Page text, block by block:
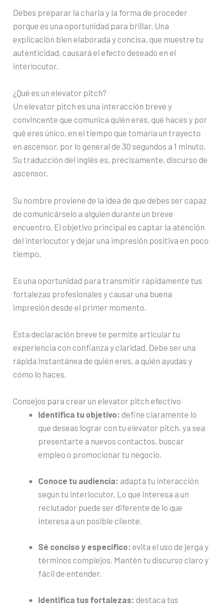
Debes preparar la charla y la forma de proceder
porque es una oportunidad para brillar. Una
explicación bien elaborada y concisa, que muestre tu
autenticidad, causará el efecto deseado en el
interlocutor.
¿Qué es un elevator pitch?
Un elevator pitch es una interacción breve y
convincente que comunica quién eres, qué haces y por
qué eres único, en el tiempo que tomaría un trayecto
en ascensor, por lo general de 30 segundos a 1 minuto.
Su traducción del inglés es, precisamente, discurso de
ascensor.
Su nombre proviene de la idea de que debes ser capaz
de comunicárselo a alguien durante un breve
encuentro. El objetivo principal es captar la atención
del interlocutor y dejar una impresión positiva en poco
tiempo.
Es una oportunidad para transmitir rápidamente tus
fortalezas profesionales y causar una buena
impresión desde el primer momento.
Esta declaración breve te permite articular tu
experiencia con confianza y claridad. Debe ser una
rápida instantánea de quién eres, a quién ayudas y
cómo lo haces.
Consejos para crear un elevator pitch efectivo
Identifica tu objetivo: define claramente lo
que deseas lograr con tu elevator pitch, ya sea
presentarte a nuevos contactos, buscar
empleo o promocionar tu negocio.
Conoce tu audiencia: adapta tu interacción
según tu interlocutor. Lo que interesa a un
reclutador puede ser diferente de lo que
interesa a un posible cliente.
Sé conciso y específico: evita el uso de jerga y
términos complejos. Mantén tu discurso claro y
fácil de entender.
Identifica tus fortalezas: destaca tus